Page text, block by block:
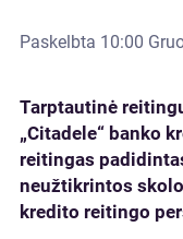
Paskelbta 10:00
Tarptautinė
„Citadele“ banko
reitingas
neužtikrintos
kredito reitingo